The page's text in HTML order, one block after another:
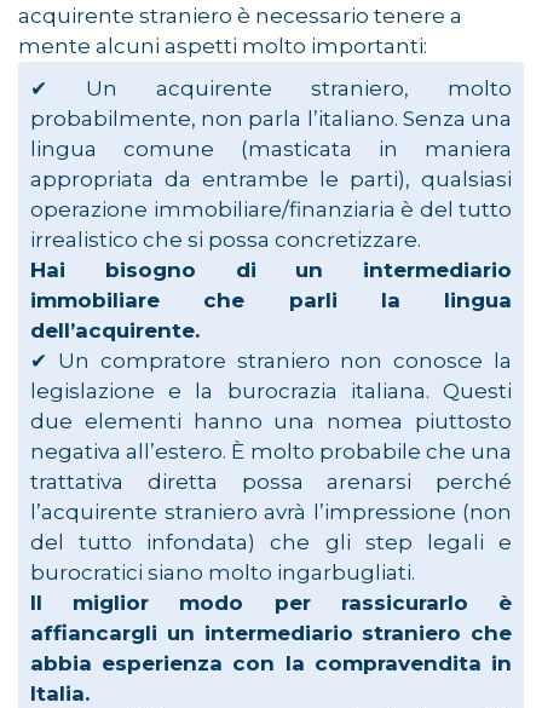
acquirente straniero è necessario tenere a
mente alcuni aspetti molto importanti:
✔︎ Un acquirente straniero, molto
probabilmente, non parla l’italiano. Senza una
lingua comune (masticata in maniera
appropriata da entrambe le parti), qualsiasi
operazione immobiliare/finanziaria è del tutto
irrealistico che si possa concretizzare.
Hai bisogno di un intermediario
immobiliare che parli la lingua
dell’acquirente.
✔︎ Un compratore straniero non conosce la
legislazione e la burocrazia italiana. Questi
due elementi hanno una nomea piuttosto
negativa all’estero. È molto probabile che una
trattativa diretta possa arenarsi perché
l’acquirente straniero avrà l’impressione (non
del tutto infondata) che gli step legali e
burocratici siano molto ingarbugliati.
Il miglior modo per rassicurarlo è
affiancargli un intermediario straniero che
abbia esperienza con la compravendita in
Italia.